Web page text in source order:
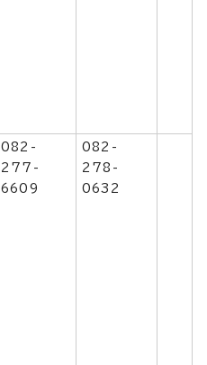
082-
277-
6609
082-
278-
0632